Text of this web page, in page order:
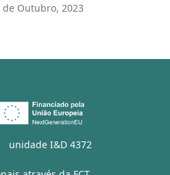
Outubro, 2023
unidade I&D 4372